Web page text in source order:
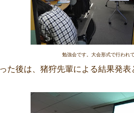
勉強会です。大会形式で行われ
た後は、猪狩先輩による結果発表